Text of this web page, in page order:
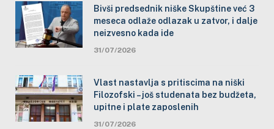
Bivši predsednik niške Skupštine već 3
meseca odlaže odlazak u zatvor, i dalje
neizvesno kada ide
31/07/2026
Vlast nastavlja s pritiscima na niški
Filozofski – još studenata bez budžeta,
upitne i plate zaposlenih
31/07/2026